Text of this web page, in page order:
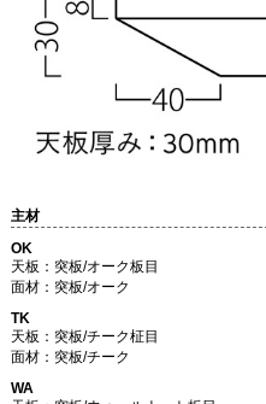
主材
OK
天板：突板/オーク板目
面材：突板/オーク
TK
天板：突板/チーク柾目
面材：突板/チーク
WA